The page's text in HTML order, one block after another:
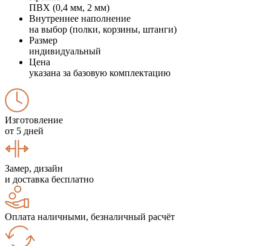
ПВХ (0,4 мм, 2 мм)
Внутреннее наполнение
на выбор (полки, корзины, штанги)
Размер
индивидуальный
Цена
указана за базовую комплектацию
Изготовление
от 5 дней
Замер, дизайн
и доставка бесплатно
Оплата наличными, безналичный расчёт